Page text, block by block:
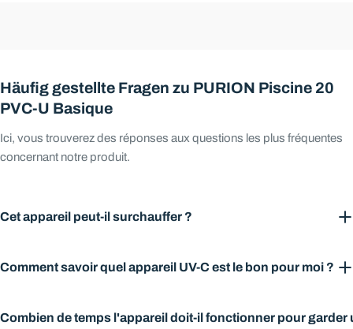
Häufig gestellte Fragen zu PURION Piscine 20
PVC-U Basique
Ici, vous trouverez des réponses aux questions les plus fréquentes
concernant notre produit.
Cet appareil peut-il surchauffer ?
sujettes à des problèmes de surchauffe, même si l'appareil UVC est
Comment savoir quel appareil UV-C est le bon pour moi ?
Combien de temps l'appareil doit-il fonctionner pour garder